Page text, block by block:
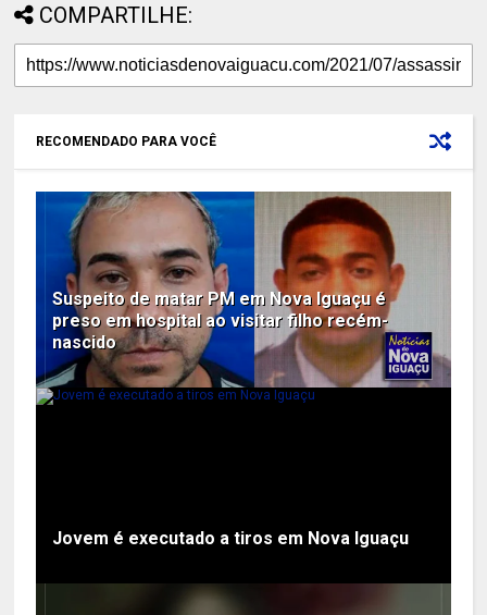
COMPARTILHE:
RECOMENDADO PARA VOCÊ
Suspeito de matar PM em Nova Iguaçu é
preso em hospital ao visitar filho recém-
nascido
Jovem é executado a tiros em Nova Iguaçu